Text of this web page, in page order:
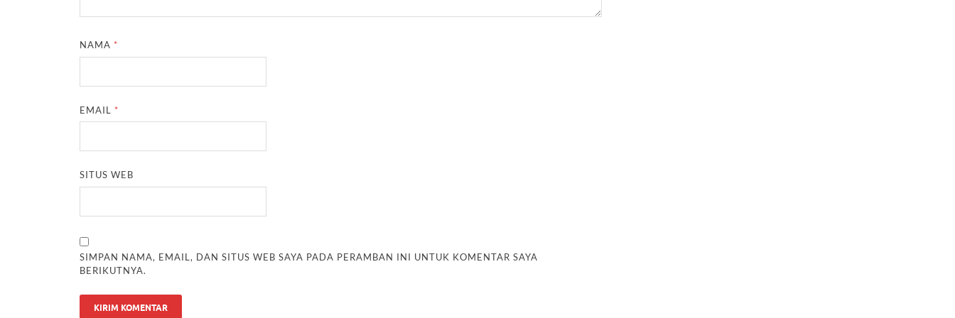
NAMA *
EMAIL *
SITUS WEB
SIMPAN NAMA, EMAIL, DAN SITUS WEB SAYA PADA PERAMBAN INI UNTUK KOMENTAR SAYA
BERIKUTNYA.